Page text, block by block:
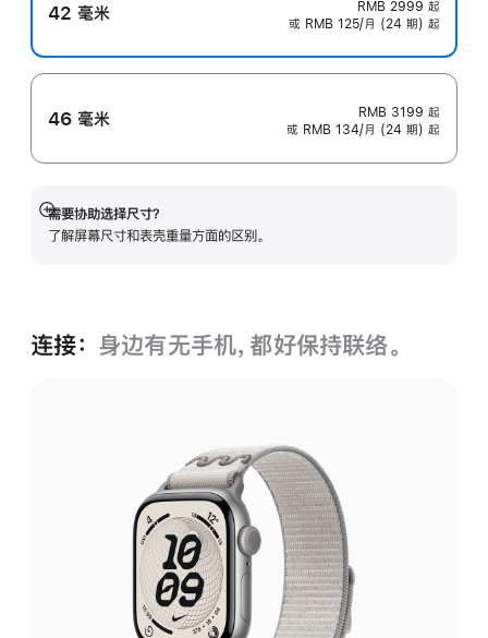
42 毫米 RMB 2999 起
或 RMB 125/月 (24 期) 起
46 毫米 RMB 3199 起
或 RMB 134/月 (24 期) 起
需要协助选择尺寸？
了解屏幕尺寸和表壳重量方面的区别。
展
开
连接： 身边有无手机，都好保持联络。